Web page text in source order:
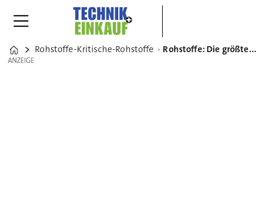
Home
Rohstoffe-Kritische-Rohstoffe Rohstoffe: Die größten Bergbaukonzerne der Welt
ANZEIGE
ANZEIGE